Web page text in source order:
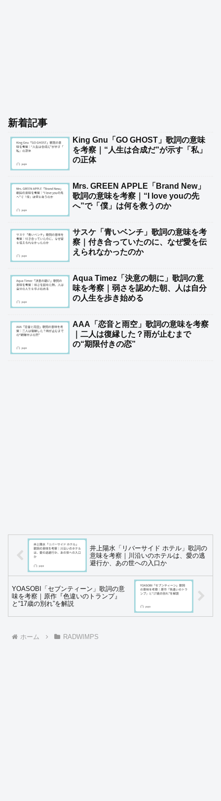
新着記事
King Gnu「GO GHOST」歌詞の意味
を考察｜“人生は合成だ”が示す「私」
の正体
Mrs. GREEN APPLE「Brand New」
歌詞の意味を考察｜“I love youの先
へ”で「僕」は何を救うのか
サスケ「青いベンチ」歌詞の意味を考
察｜付き合っていたのに、なぜ愛を伝
えられなかったのか
Aqua Timez「決意の朝に」歌詞の意
味を考察｜弱さを認めた朝、人は自分
の人生を歩き始める
AAA「恋音と雨空」歌詞の意味を考察
｜二人は復縁した？雨が止むまで
の“期限付きの恋”
井上陽水「リバーサイド ホテル」歌詞の
意味を考察｜川沿いのホテルは、愛の逃
避行か、あの世への入口か
YOASOBI「セブンティーン」歌詞の意
味を考察｜原作『色違いのトランプ』
と“17歳の別れ”を解説
ホーム RADWIMPS